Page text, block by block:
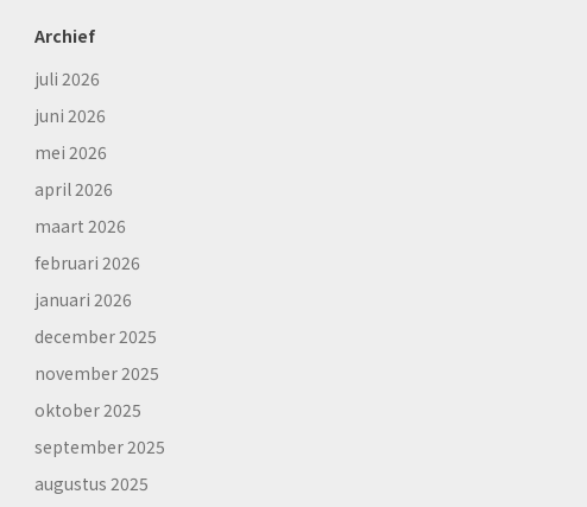
Archief
juli 2026
juni 2026
mei 2026
april 2026
maart 2026
februari 2026
januari 2026
december 2025
november 2025
oktober 2025
september 2025
augustus 2025